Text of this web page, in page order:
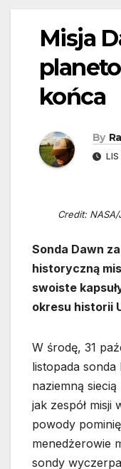
Misja
końca
By
LIS
Credit: NASA/
Sonda Dawn
historyczną
swoiste
okresu historii
W środę, 31
listopada sonda
naziemną
jak zespół misji
powody
menedżerowie
sondy